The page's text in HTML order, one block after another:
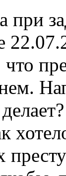
при
что